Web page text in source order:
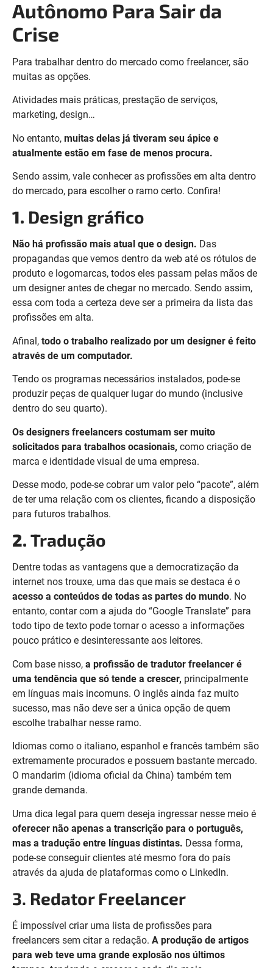
Autônomo Para Sair da
Crise
Para trabalhar dentro do mercado como freelancer, são
muitas as opções.
Atividades mais práticas, prestação de serviços,
marketing, design…
No entanto, muitas delas já tiveram seu ápice e
atualmente estão em fase de menos procura.
Sendo assim, vale conhecer as profissões em alta dentro
do mercado, para escolher o ramo certo. Confira!
1. Design gráfico
Não há profissão mais atual que o design. Das
propagandas que vemos dentro da web até os rótulos de
produto e logomarcas, todos eles passam pelas mãos de
um designer antes de chegar no mercado. Sendo assim,
essa com toda a certeza deve ser a primeira da lista das
profissões em alta.
Afinal, todo o trabalho realizado por um designer é feito
através de um computador.
Tendo os programas necessários instalados, pode-se
produzir peças de qualquer lugar do mundo (inclusive
dentro do seu quarto).
Os designers freelancers costumam ser muito
solicitados para trabalhos ocasionais, como criação de
marca e identidade visual de uma empresa.
Desse modo, pode-se cobrar um valor pelo “pacote”, além
de ter uma relação com os clientes, ficando a disposição
para futuros trabalhos.
2. Tradução
Dentre todas as vantagens que a democratização da
internet nos trouxe, uma das que mais se destaca é o
acesso a conteúdos de todas as partes do mundo. No
entanto, contar com a ajuda do “Google Translate” para
todo tipo de texto pode tornar o acesso a informações
pouco prático e desinteressante aos leitores.
Com base nisso, a profissão de tradutor freelancer é
uma tendência que só tende a crescer, principalmente
em línguas mais incomuns. O inglês ainda faz muito
sucesso, mas não deve ser a única opção de quem
escolhe trabalhar nesse ramo.
Idiomas como o italiano, espanhol e francês também são
extremamente procurados e possuem bastante mercado.
O mandarim (idioma oficial da China) também tem
grande demanda.
Uma dica legal para quem deseja ingressar nesse meio é
oferecer não apenas a transcrição para o português,
mas a tradução entre línguas distintas. Dessa forma,
pode-se conseguir clientes até mesmo fora do país
através da ajuda de plataformas como o LinkedIn.
3. Redator Freelancer
É impossível criar uma lista de profissões para
freelancers sem citar a redação. A produção de artigos
para web teve uma grande explosão nos últimos